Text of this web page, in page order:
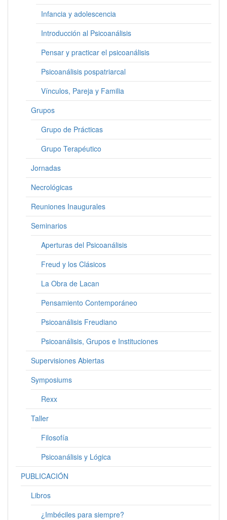
Infancia y adolescencia
Introducción al Psicoanálisis
Pensar y practicar el psicoanálisis
Psicoanálisis pospatriarcal
Vínculos, Pareja y Familia
Grupos
Grupo de Prácticas
Grupo Terapéutico
Jornadas
Necrológicas
Reuniones Inaugurales
Seminarios
Aperturas del Psicoanálisis
Freud y los Clásicos
La Obra de Lacan
Pensamiento Contemporáneo
Psicoanálisis Freudiano
Psicoanálisis, Grupos e Instituciones
Supervisiones Abiertas
Symposiums
Rexx
Taller
Filosofía
Psicoanálisis y Lógica
PUBLICACIÓN
Libros
¿Imbéciles para siempre?